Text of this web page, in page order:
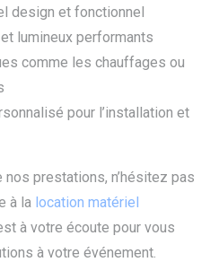
design et fonctionnel
lumineux performants
comme les chauffages ou
pour l’installation et
prestations, n’hésitez pas
à la location matériel
à votre écoute pour vous
à votre événement.